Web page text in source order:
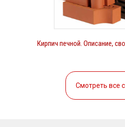
Кирпич печной. Описание,
Смотреть все